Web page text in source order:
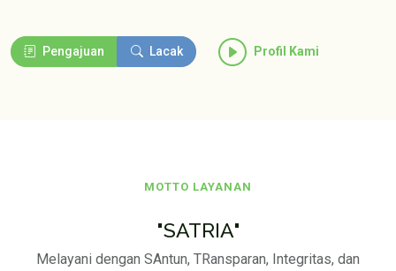
Pengajuan Lacak Profil Kami
MOTTO LAYANAN
"SATRIA"
Melayani dengan SAntun, TRansparan, Integritas, dan